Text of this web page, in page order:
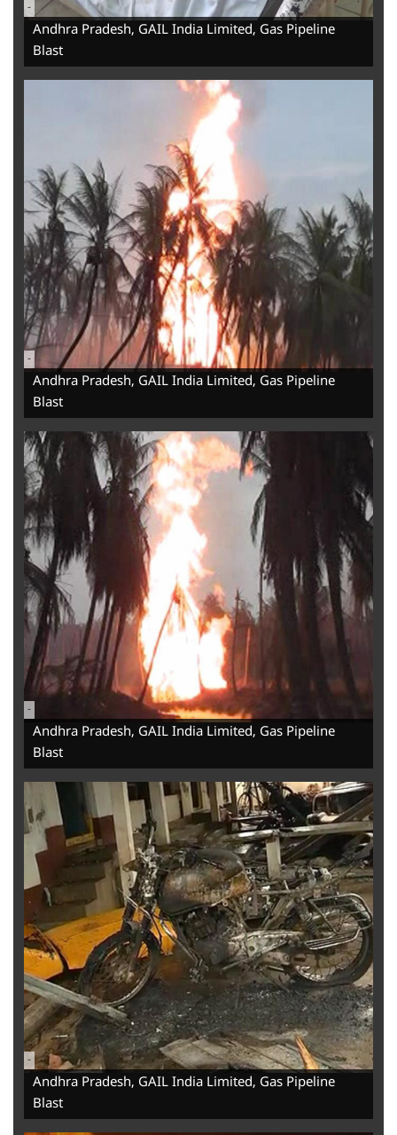
-
Andhra Pradesh, GAIL India Limited, Gas Pipeline
Blast
-
Andhra Pradesh, GAIL India Limited, Gas Pipeline
Blast
-
Andhra Pradesh, GAIL India Limited, Gas Pipeline
Blast
-
Andhra Pradesh, GAIL India Limited, Gas Pipeline
Blast